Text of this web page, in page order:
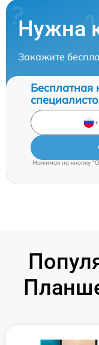
Нужна
Закажите
Бесплатная
Нажимая на кнопку